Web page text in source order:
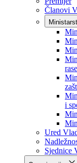
Vlada
Vlada
Premijer
Članovi
i
Ured